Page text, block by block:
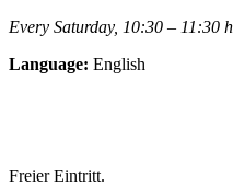
Every Saturday, 10:30 – 11:30
Language: English
Freier Eintritt.